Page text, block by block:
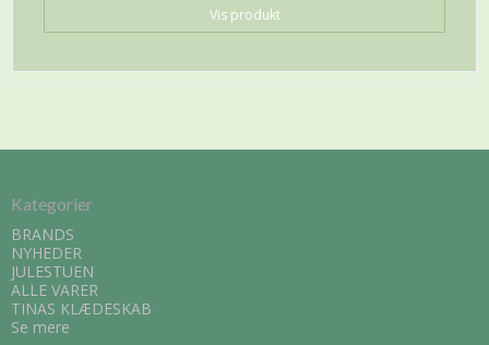
Vis produkt
Kategorier
BRANDS
NYHEDER
JULESTUEN
ALLE VARER
TINAS KLÆDESKAB
Se mere